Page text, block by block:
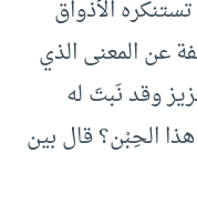
الأذواق
عن المعنى الذي
وقد نَبتَ له
هذا الحِبْن؟ قال بين